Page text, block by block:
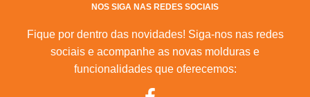
NOS SIGA NAS REDES SOCIAIS
Fique por dentro das novidades! Siga-nos nas redes
sociais e acompanhe as novas molduras e
funcionalidades que oferecemos: